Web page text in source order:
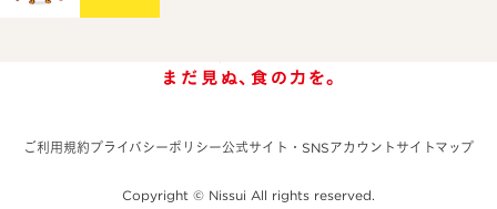
ご利用規約プライバシーポリシー公式サイト・SNSアカウント サイトマップ
Copyright © Nissui All rights reserved.